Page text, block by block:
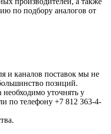
по подбору аналогов от
и каналов поставок мы не
позиций.
уточнять у
по телефону +7 812 363-4-